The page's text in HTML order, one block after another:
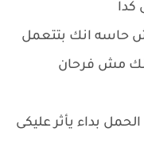
كدا
حاسه انك بتتعمل
مش فرحان
بداء يأثر عليكى